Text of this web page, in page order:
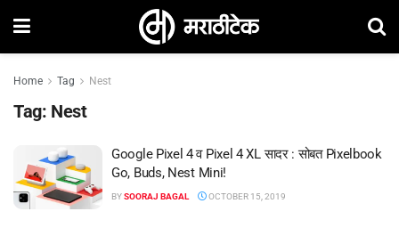
Home Tag Nest
Tag: Nest
Google Pixel 4 व Pixel 4 XL सादर : सोबत Pixelbook
Go, Buds, Nest Mini!
BYSOORAJ BAGAL OCTOBER 15, 2019